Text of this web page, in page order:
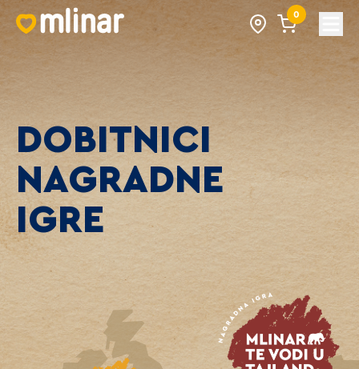
0
DOBITNICI
NAGRADNE
IGRE